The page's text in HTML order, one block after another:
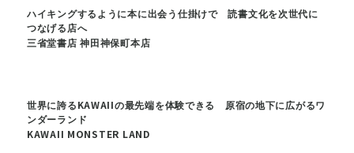
ハイキングするように本に出会う仕掛けで 読書文化を次世代に
つなげる店へ
三省堂書店 神田神保町本店
世界に誇るKAWAIIの最先端を体験できる 原宿の地下に広がるワ
ンダーランド
KAWAII MONSTER LAND